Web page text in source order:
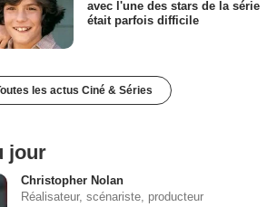
avec l'une des stars de la série
était parfois difficile
les actus Ciné & Séries
jour
Christopher Nolan
Réalisateur, scénariste, producteur